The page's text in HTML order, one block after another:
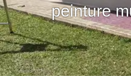
peinture